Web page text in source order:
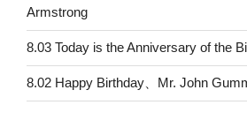
Armstrong
8.03 Today is the Anniversary of the
8.02 Happy Birthday、Mr. John